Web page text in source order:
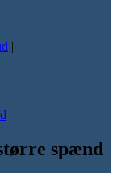
|
spænd